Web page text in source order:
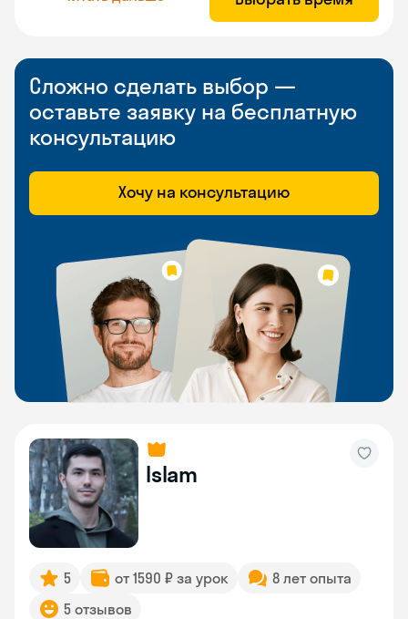
Сложно сделать выбор —
оставьте заявку на бесплатную
консультацию
Хочу на консультацию
Islam
5 от 1590 ₽ за урок
8 лет опыта
5 отзывов